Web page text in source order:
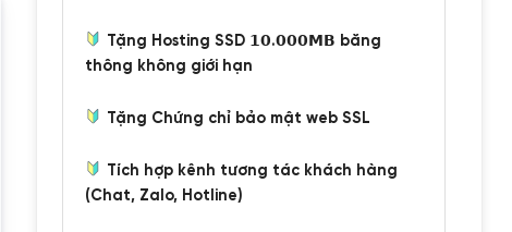
Tặng Hosting SSD 𝟭𝟬.𝟬𝟬𝟬𝗠𝗕 băng
thông không giới hạn
Tặng Chứng chỉ bảo mật web SSL
Tích hợp kênh tương tác khách hàng
(Chat, Zalo, Hotline)